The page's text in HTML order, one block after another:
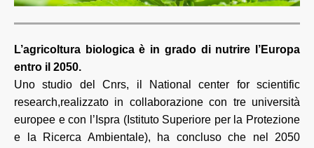
L’agricoltura biologica è in grado di nutrire l’Europa
entro il 2050.
Uno studio del Cnrs, il National center for scientific
research,realizzato in collaborazione con tre università
europee e con l’Ispra (Istituto Superiore per la Protezione
e la Ricerca Ambientale), ha concluso che nel 2050